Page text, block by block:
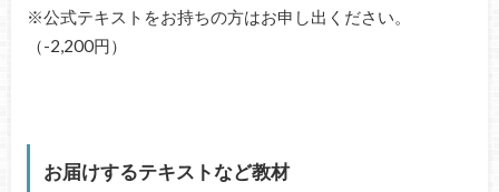
※公式テキストをお持ちの方はお申し出ください。
（-2,200円）
お届けするテキストなど教材